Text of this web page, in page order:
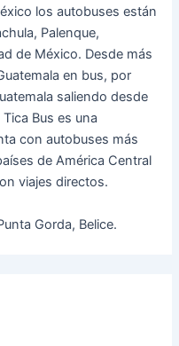
los autobuses están
Palenque,
de México. Desde más
en bus, por
saliendo desde
Bus es una
con autobuses más
de América Central
viajes directos.
Gorda, Belice.